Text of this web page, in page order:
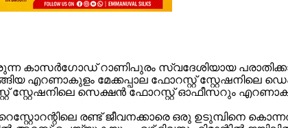
കാസർഗോഡ് റാണിപുരം സ്വദേശിയായ
എറണാകുളം മേക്കപ്പാല ഫോറസ്റ്റ്
സ്റ്റേഷനിലെ സെക്ഷൻ ഫോറസ്റ്റ് ഓഫീസറും
രണ്ട് ജീവനക്കാരെ ഒരു ഉടുമ്പിനെ